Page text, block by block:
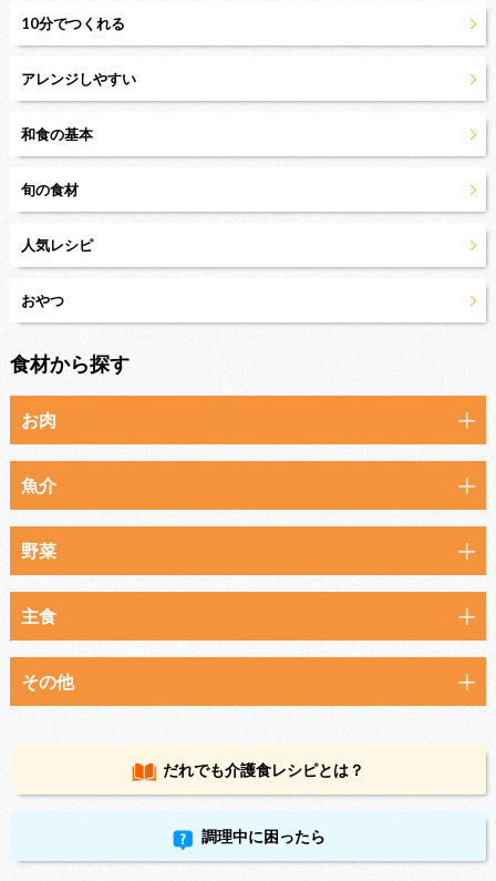
10分でつくれる
アレンジしやすい
和食の基本
旬の食材
人気レシピ
おやつ
食材から探す
お肉
魚介
野菜
主食
その他
だれでも介護食レシピとは？
調理中に困ったら